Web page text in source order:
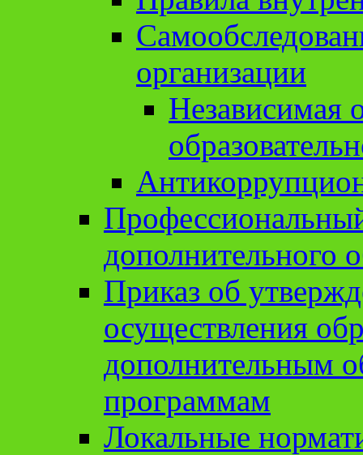
организации
Независимая
дополнительного
Приказ об
осуществления
дополнительным
программам
Локальные